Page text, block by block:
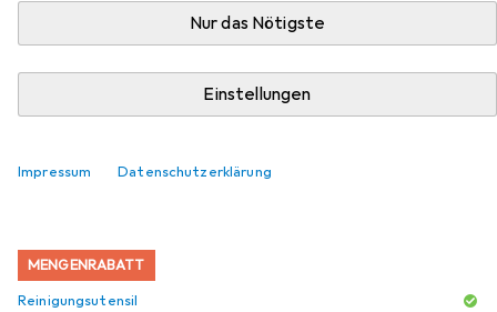
Nur das Nötigste
Einstellungen
Impressum Datenschutzerklärung
Produktliste
MENGENRABATT
Reinigungsutensil